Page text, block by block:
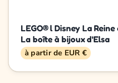
LEGO® l Disney La Reine
La boîte à bijoux d'Elsa
à partir de EUR €